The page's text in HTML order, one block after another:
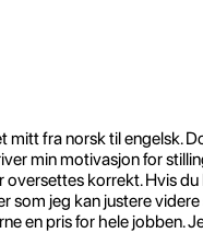
fra norsk til engelsk.
min motivasjon for
korrekt. Hvis
jeg kan justere
en pris for hele